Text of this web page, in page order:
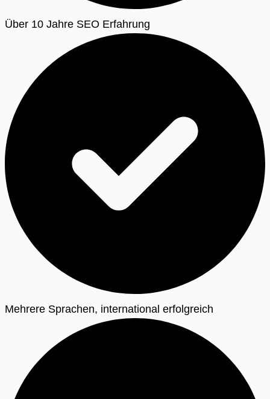
Über 10 Jahre SEO Erfahrung
Mehrere Sprachen, international erfolgreich